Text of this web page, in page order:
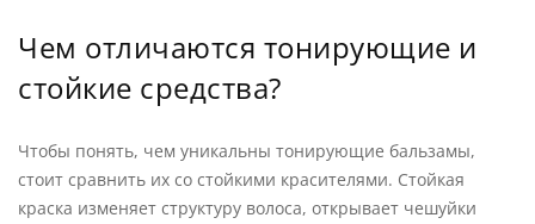
Чем отличаются тонирующие и
стойкие средства?
Чтобы понять, чем уникальны тонирующие бальзамы,
стоит сравнить их со стойкими красителями. Стойкая
краска изменяет структуру волоса, открывает чешуйки